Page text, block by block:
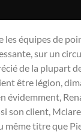
les équipes de
sur un
de la plupart
être légion,
évidemment,
son client,
même titre que